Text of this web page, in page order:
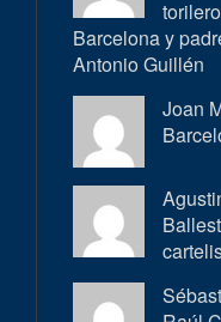
Barcelona y
Antonio Guillén
Joan